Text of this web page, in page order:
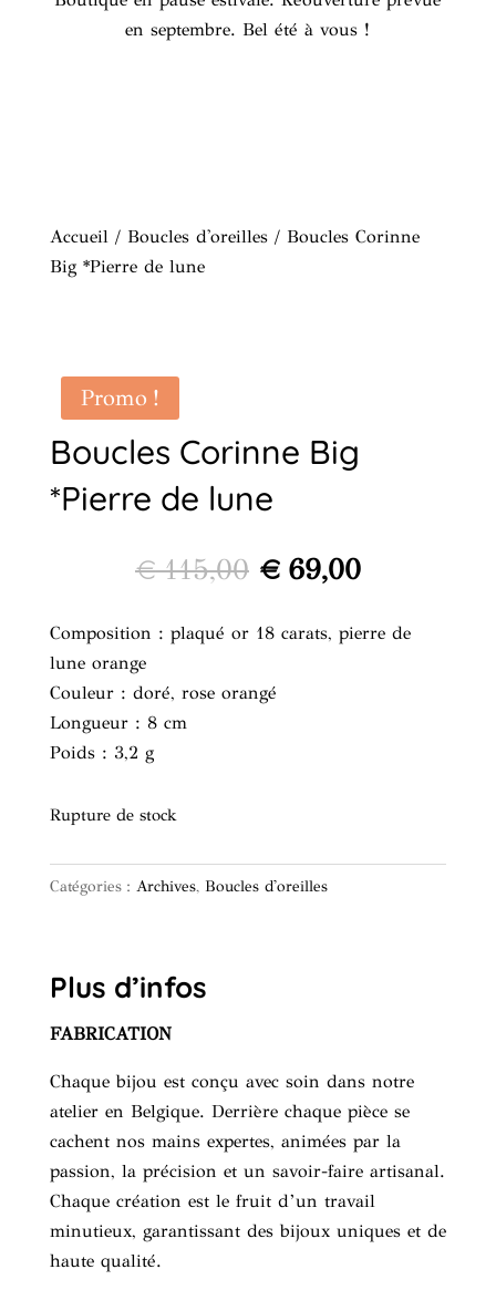
en septembre. Bel été à vous !
Accueil/ Boucles d'oreilles/ Boucles Corinne
Big *Pierre de lune
Promo !
Boucles Corinne Big
*Pierre de lune
€115,00 Le
initial
€ 115,00.
€69,00Le
actuel
Composition : plaqué or 18 carats, pierre de
lune orange
Couleur : doré, rose orangé
Longueur : 8 cm
Poids : 3,2 g
Rupture de stock
Catégories : Archives, Boucles d'oreilles
Plus d’infos
FABRICATION
Chaque bijou est conçu avec soin dans notre
atelier en Belgique. Derrière chaque pièce se
cachent nos mains expertes, animées par la
passion, la précision et un savoir-faire artisanal.
Chaque création est le fruit d’un travail
minutieux, garantissant des bijoux uniques et de
haute qualité.